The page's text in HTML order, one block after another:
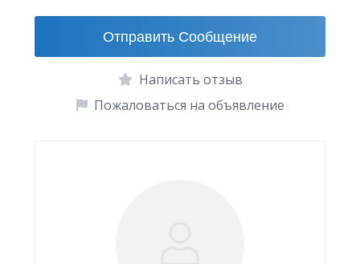
Отправить Сообщение
Написать отзыв
Пожаловаться на объявление